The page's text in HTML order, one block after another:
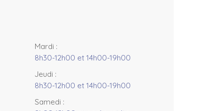
Mardi :
8h30-12h00 et 14h00-19h00
Jeudi :
8h30-12h00 et 14h00-19h00
Samedi :